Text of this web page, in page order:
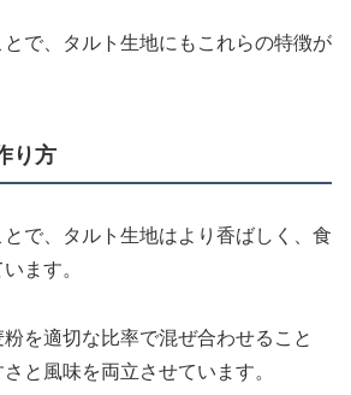
で、タルト生地にもこれらの特徴が
り方
で、タルト生地はより香ばしく、食
ます。
を適切な比率で混ぜ合わせること
と風味を両立させています。